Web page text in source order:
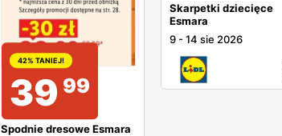
42% TANIEJ!
39 99
Spodnie dresowe Esmara
Skarpetki dziecięce
Esmara
9 -14 sie 2026